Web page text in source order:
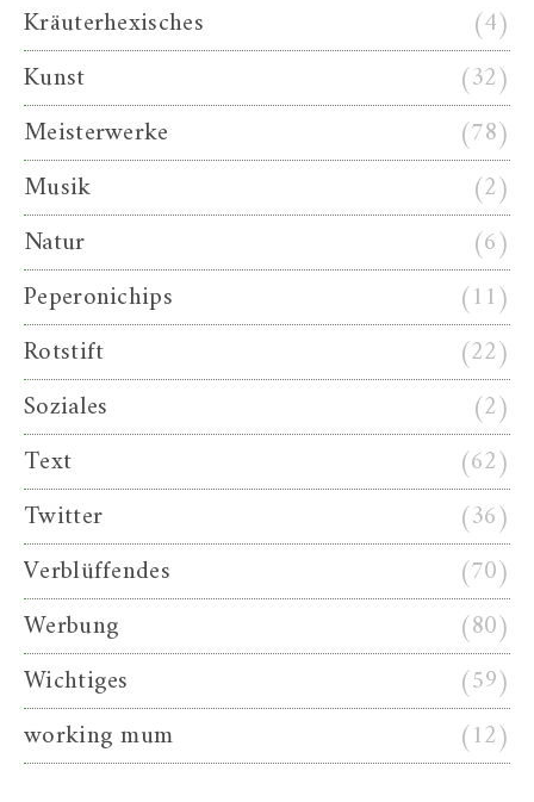
Kräuterhexisches
(4)
Kunst
(32)
Meisterwerke
(78)
Musik
(2)
Natur
(6)
Peperonichips
(11)
Rotstift
(22)
Soziales
(2)
Text
(62)
Twitter
(36)
Verblüffendes
(70)
Werbung
(80)
Wichtiges
(59)
working mum
(12)